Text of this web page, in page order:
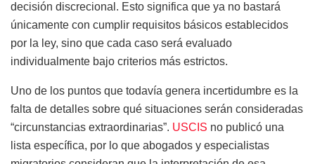
decisión discrecional. Esto significa que ya no bastará
únicamente con cumplir requisitos básicos establecidos
por la ley, sino que cada caso será evaluado
individualmente bajo criterios más estrictos.
Uno de los puntos que todavía genera incertidumbre es la
falta de detalles sobre qué situaciones serán consideradas
“circunstancias extraordinarias”. USCIS no publicó una
lista específica, por lo que abogados y especialistas